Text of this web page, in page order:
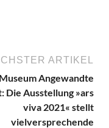
ARTIKEL
Museum Angewandte
Die Ausstellung »ars
viva 2021« stellt
vielversprechende